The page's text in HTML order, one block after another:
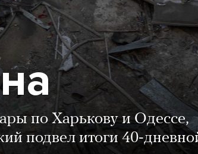
по Харькову и Одессе,
подвел итоги 40-